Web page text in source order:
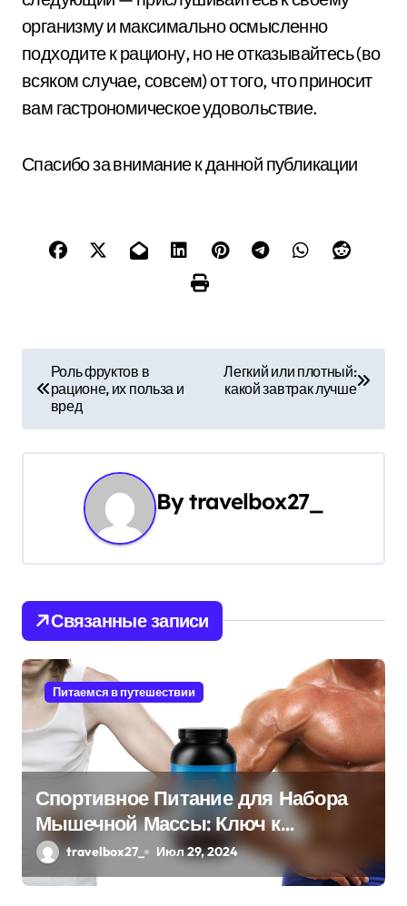
организму и максимально осмысленно
подходите к рациону, но не отказывайтесь (во
всяком случае, совсем) от того, что приносит
вам гастрономическое удовольствие.
Спасибо за внимание к данной публикации
в
и
я
п
о
з
п
и
Роль фруктов в
рационе, их польза и
вред
Легкий или плотный:
какой завтрак лучше
Bytravelbox27_
Связанные записи
Питаемся в путешествии
Спортивное Питание для Набора
Мышечной Массы: Ключ к
Эффективному Росту Мышц
travelbox27_ Июл 29, 2024